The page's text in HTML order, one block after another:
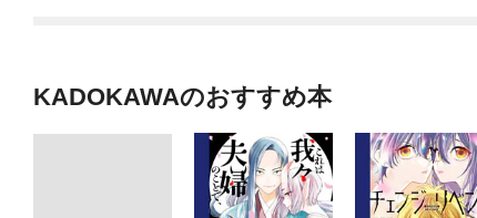
KADOKAWAのおすすめ本